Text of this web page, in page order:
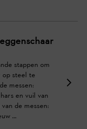
stappen om
op steel te
messen:
en vuil van
de messen:
...